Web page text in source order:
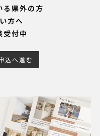
る県外の方
方へ
受付中
込へ進む